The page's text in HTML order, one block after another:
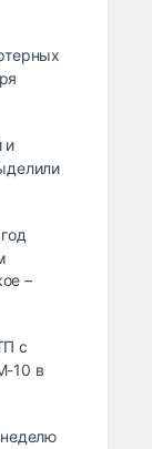
и
–
с
10 в